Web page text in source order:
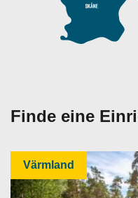
Finde eine
Värmland